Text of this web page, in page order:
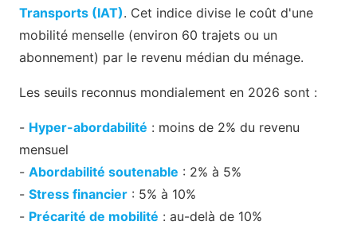
Transports (IAT). Cet indice divise le coût d'une
mobilité menselle (environ 60 trajets ou un
abonnement) par le revenu médian du ménage.
Les seuils reconnus mondialement en 2026 sont :
- Hyper-abordabilité : moins de 2% du revenu
mensuel
- Abordabilité soutenable : 2% à 5%
- Stress financier : 5% à 10%
- Précarité de mobilité : au-delà de 10%